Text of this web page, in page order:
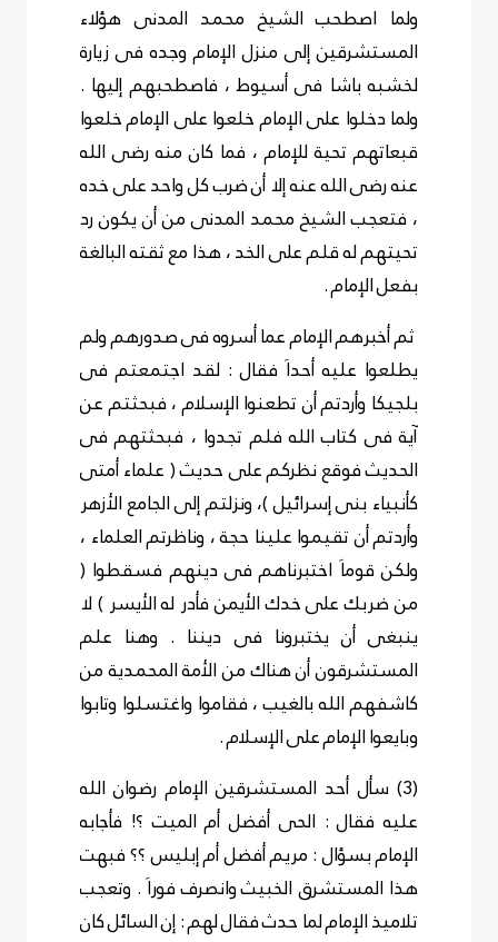
ولما اصطحب الشيخ محمد المدنى هؤلاء
المستشرقين إلى منزل الإمام وجده فى زيارة
لخشبه باشا فى أسيوط ، فاصطحبهم إليها .
ولما دخلوا على الإمام خلعوا على الإمام خلعوا
قبعاتهم تحية للإمام ، فما كان منه رضى الله
عنه رضى الله عنه إلا أن ضرب كل واحد على خده
، فتعجب الشيخ محمد المدنى من أن يكون رد
تحيتهم له قلم على الخد ، هذا مع ثقته البالغة
بفعل الإمام .
ثم أخبرهم الإمام عما أسروه فى صدورهم ولم
يطلعوا عليه أحداَ فقال : لقد اجتمعتم فى
بلجيكا وأردتم أن تطعنوا الإسلام ، فبحثتم عن
آية فى كتاب الله فلم تجدوا ، فبحثتهم فى
الحديث فوقع نظركم على حديث ( علماء أمتى
كأنبياء بنى إسرائيل )، ونزلتم إلى الجامع الأزهر
وأردتم أن تقيموا علينا حجة ، وناظرتم العلماء ،
ولكن قوماَ اختبرناهم فى دينهم فسقطوا (
من ضربك على خدك الأيمن فأدر له الأيسر ) لا
ينبغى أن يختبرونا فى ديننا . وهنا علم
المستشرقون أن هناك من الأمة المحمدية من
كاشفهم الله بالغيب ، فقاموا واغتسلوا وتابوا
وبايعوا الإمام على الإسلام .
(3) سأل أحد المستشرقين الإمام رضوان الله
عليه فقال : الحى أفضل أم الميت ؟! فأجابه
الإمام بسؤال : مريم أفضل أم إبليس ؟؟ فبهت
هذا المستشرق الخبيث وانصرف فوراَ . وتعجب
تلاميذ الإمام لما حدث فقال لهم : إن السائل كان